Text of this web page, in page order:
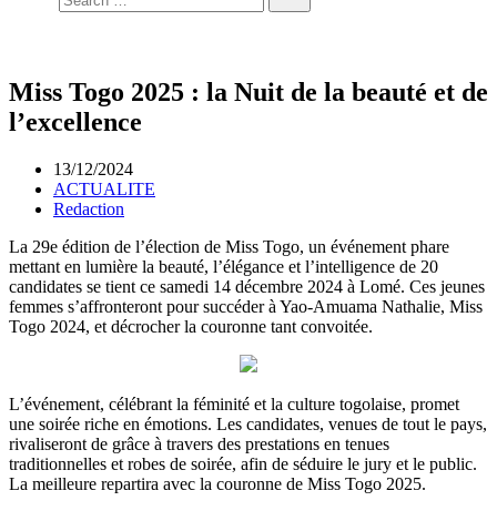
Miss Togo 2025 : la Nuit de la beauté et de
l’excellence
13/12/2024
ACTUALITE
Redaction
La 29e édition de l’élection de Miss Togo, un événement phare
mettant en lumière la beauté, l’élégance et l’intelligence de 20
candidates se tient ce samedi 14 décembre 2024 à Lomé. Ces jeunes
femmes s’affronteront pour succéder à Yao-Amuama Nathalie, Miss
Togo 2024, et décrocher la couronne tant convoitée.
L’événement, célébrant la féminité et la culture togolaise, promet
une soirée riche en émotions. Les candidates, venues de tout le pays,
rivaliseront de grâce à travers des prestations en tenues
traditionnelles et robes de soirée, afin de séduire le jury et le public.
La meilleure repartira avec la couronne de Miss Togo 2025.